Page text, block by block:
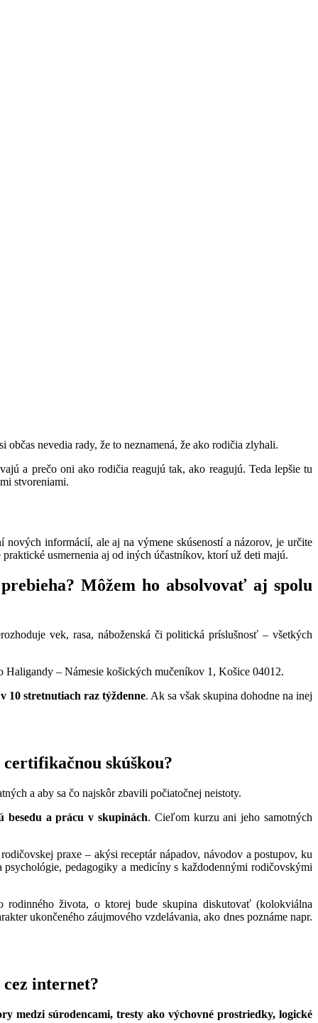
občas nevedia rady, že to neznamená, že ako rodičia zlyhali.
a prečo oni ako rodičia reagujú tak, ako reagujú. Teda lepšie tu
stvoreniami.
informácií, ale aj na výmene skúseností a názorov, je určite
usmernenia aj od iných účastníkov, ktorí už deti majú.
Môžem ho absolvovať aj spolu
vek, rasa, náboženská či politická príslušnosť – všetkých
Haligandy – Námesie košických mučeníkov 1, Košice 04012.
10 stretnutiach raz týždenne. Ak sa však skupina dohodne na inej
skúškou?
a aby sa čo najskôr zbavili počiatočnej neistoty.
besedu a prácu v skupinách. Cieľom kurzu ani jeho samotných
praxe – akýsi receptár nápadov, návodov a postupov, ku
pedagogiky a medicíny s každodennými rodičovskými
života, o ktorej bude skupina diskutovať (kolokviálna
ukončeného záujmového vzdelávania, ako dnes poznáme napr.
internet?
medzi súrodencami, tresty ako výchovné prostriedky, logické